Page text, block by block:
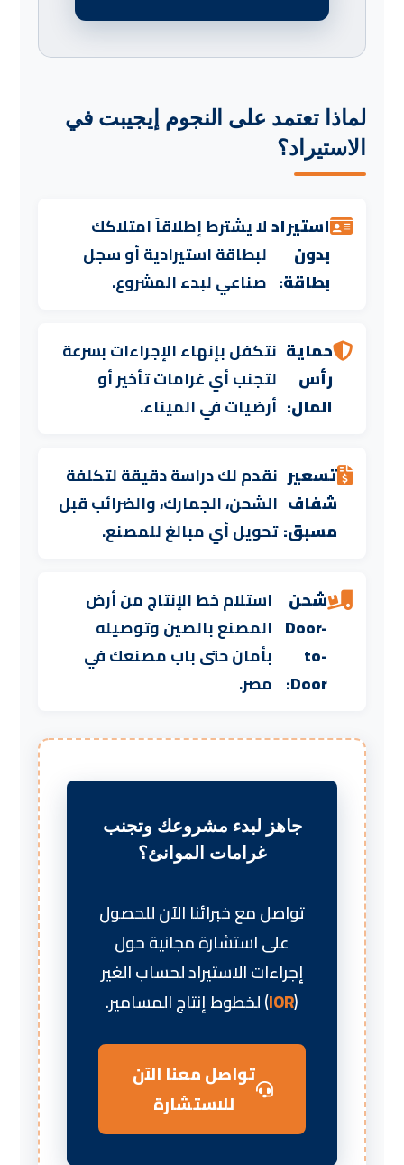
لماذا تعتمد على النجوم إيجيبت في
الاستيراد؟
استيراد
بدون
بطاقة:
لا يشترط إطلاقاً امتلاكك
لبطاقة استيرادية أو سجل
صناعي لبدء المشروع.
حماية
رأس
المال:
نتكفل بإنهاء الإجراءات بسرعة
لتجنب أي غرامات تأخير أو
أرضيات في الميناء.
تسعير
شفاف
مسبق:
نقدم لك دراسة دقيقة لتكلفة
الشحن، الجمارك، والضرائب قبل
تحويل أي مبالغ للمصنع.
شحن
Door-
to-
Door:
استلام خط الإنتاج من أرض
المصنع بالصين وتوصيله
بأمان حتى باب مصنعك في
مصر.
جاهز لبدء مشروعك وتجنب
غرامات الموانئ؟
تواصل مع خبرائنا الآن للحصول
على استشارة مجانية حول
إجراءات الاستيراد لحساب الغير
(
IOR) لخطوط إنتاج المسامير.
تواصل معنا الآن
للاستشارة